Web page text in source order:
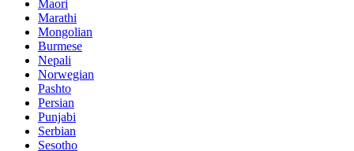
Maori
Marathi
Mongolian
Burmese
Nepali
Norwegian
Pashto
Persian
Punjabi
Serbian
Sesotho